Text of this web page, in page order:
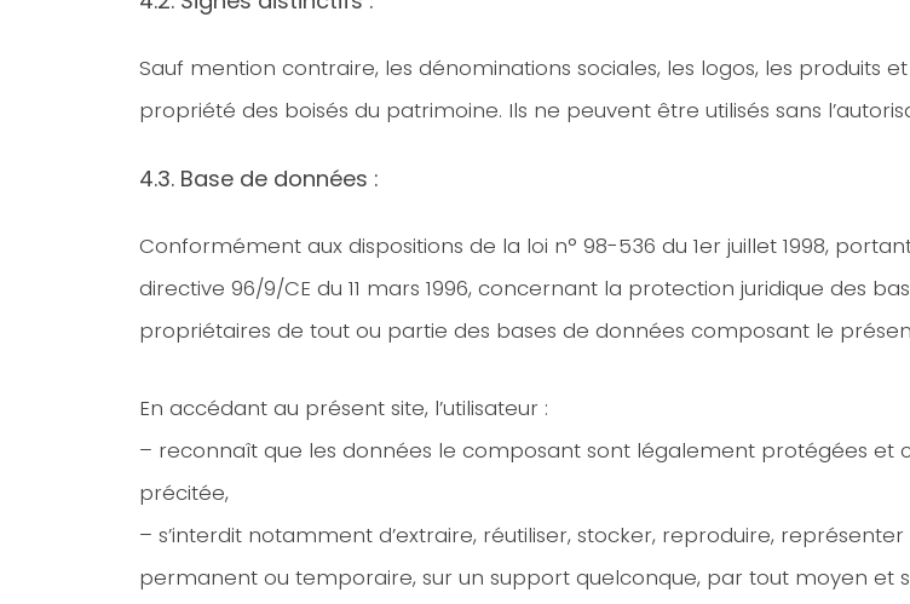
Sauf mention contraire, les dénominations sociales, les logos, les produits
propriété des boisés du patrimoine. Ils ne peuvent être utilisés sans
4.3. Base de données :
Conformément aux dispositions de la loi n° 98-536 du 1er juillet 1998,
directive 96/9/CE du 11 mars 1996, concernant la protection juridique des
propriétaires de tout ou partie des bases de données composant le
En accédant au présent site, l’utilisateur :
– reconnaît que les données le composant sont légalement protégées et
précitée,
– s’interdit notamment d’extraire, réutiliser, stocker, reproduire,
permanent ou temporaire, sur un support quelconque, par tout moyen et